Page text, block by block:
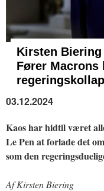
Kirsten
Fører Macrons
03.12.2024
Kaos har hidtil været
Le Pen at forlade det
som den
Af Kirsten Biering